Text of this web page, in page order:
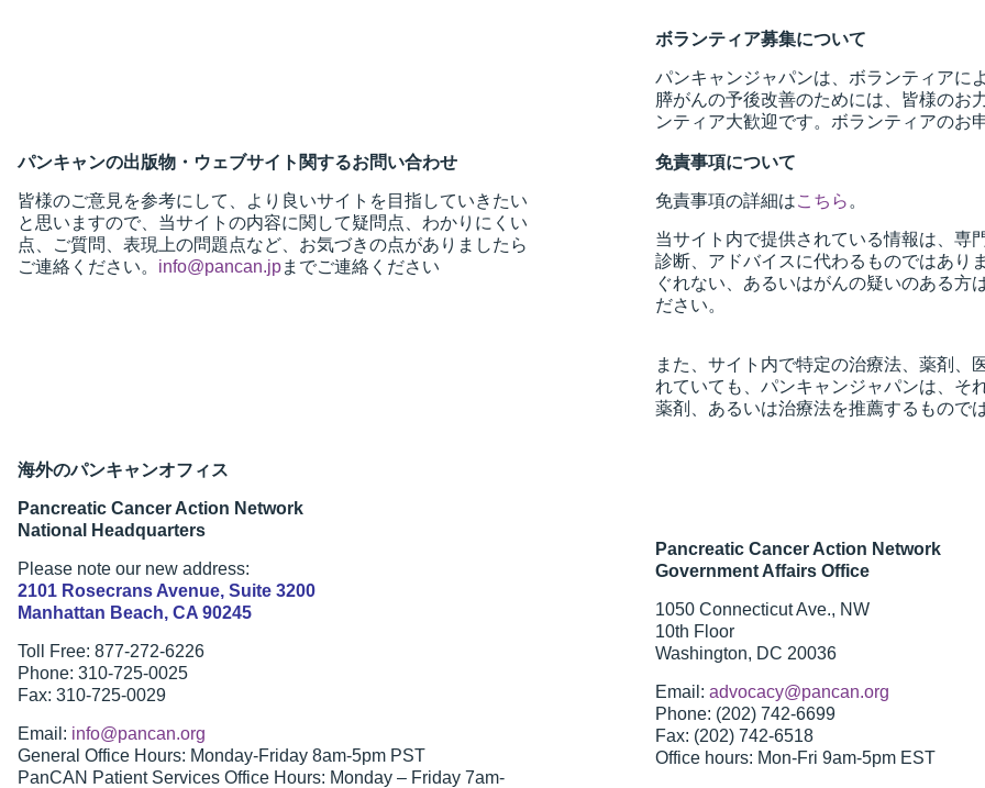
ボランティア募集について
パンキャンジャパンは、ボランティアに
膵がんの予後改善のためには、皆様のお
ンティア大歓迎です。ボランティアのお
パンキャンの出版物・ウェブサイト関するお問い合わせ
皆様のご意見を参考にして、より良いサイトを目指していきたい
と思いますので、当サイトの内容に関して疑問点、わかりにくい
点、ご質問、表現上の問題点など、お気づきの点がありましたら
ご連絡ください。 info@pancan.jpまでご連絡ください
免責事項について
免責事項の詳細はこちら 。
当サイト内で提供されている情報は、専
診断、アドバイスに代わるものではあり
ぐれない、あるいはがんの疑いのある方
ださい。
また、サイト内で特定の治療法、薬剤、
れていても、パンキャンジャパンは、そ
薬剤、あるいは治療法を推薦するもので
海外のパンキャンオフィス
Pancreatic Cancer Action Network
National Headquarters
Please note our new address:
2101 Rosecrans Avenue, Suite 3200
Manhattan Beach, CA 90245
Toll Free: 877-272-6226
Phone: 310-725-0025
Fax: 310-725-0029
Email: info@pancan.org
General Office Hours: Monday-Friday 8am-5pm PST
PanCAN Patient Services Office Hours: Monday – Friday 7am-
Pancreatic Cancer Action Network
Government Affairs Office
1050 Connecticut Ave., NW
10th Floor
Washington, DC 20036
Email: advocacy@pancan.org
Phone: (202) 742-6699
Fax: (202) 742-6518
Office hours: Mon-Fri 9am-5pm EST